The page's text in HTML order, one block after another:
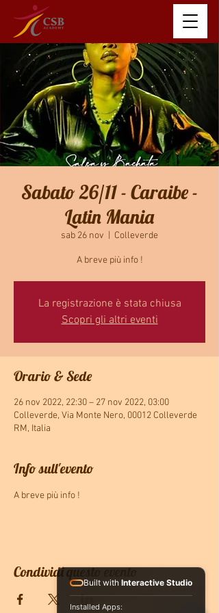
Sabato 26/11 - Caraibe -
Latin Mania
sab 26 nov Colleverde
A breve più info !
La registrazione è stata chiusa
Scopri gli altri eventi
Orario & Sede
26 nov 2022, 22:30 – 27 nov 2022, 03:00
Colleverde, Via Monte Nero, 00012 Colleverde
RM, Italia
Info sull'evento
A breve più info !
Condividi questo evento
Built with Interactive Studio
Installed Apps: